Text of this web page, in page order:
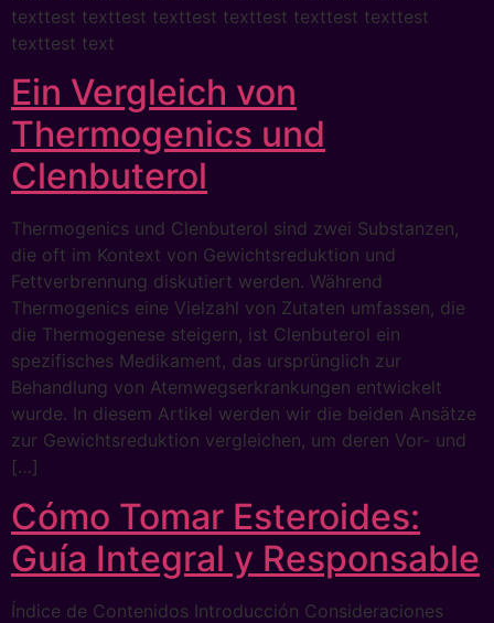
texttest texttest texttest texttest texttest texttest
texttest text
Ein Vergleich von
Thermogenics und
Clenbuterol
Thermogenics und Clenbuterol sind zwei Substanzen,
die oft im Kontext von Gewichtsreduktion und
Fettverbrennung diskutiert werden. Während
Thermogenics eine Vielzahl von Zutaten umfassen, die
die Thermogenese steigern, ist Clenbuterol ein
spezifisches Medikament, das ursprünglich zur
Behandlung von Atemwegserkrankungen entwickelt
wurde. In diesem Artikel werden wir die beiden Ansätze
zur Gewichtsreduktion vergleichen, um deren Vor- und
[…]
Cómo Tomar Esteroides:
Guía Integral y Responsable
Índice de Contenidos Introducción Consideraciones